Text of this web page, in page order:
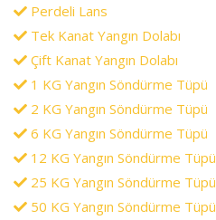
Perdeli Lans
Tek Kanat Yangın Dolabı
Çift Kanat Yangın Dolabı
1 KG Yangın Söndürme Tüpü
2 KG Yangın Söndürme Tüpü
6 KG Yangın Söndürme Tüpü
12 KG Yangın Söndürme Tüpü
25 KG Yangın Söndürme Tüpü
50 KG Yangın Söndürme Tüpü